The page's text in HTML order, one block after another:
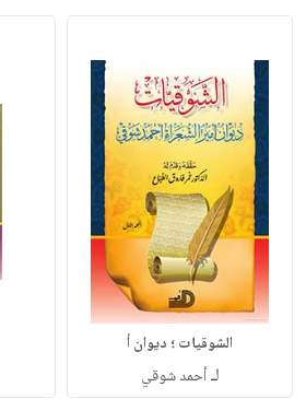
الشوقيات ؛ ديوان أ
لـأحمد شوقي